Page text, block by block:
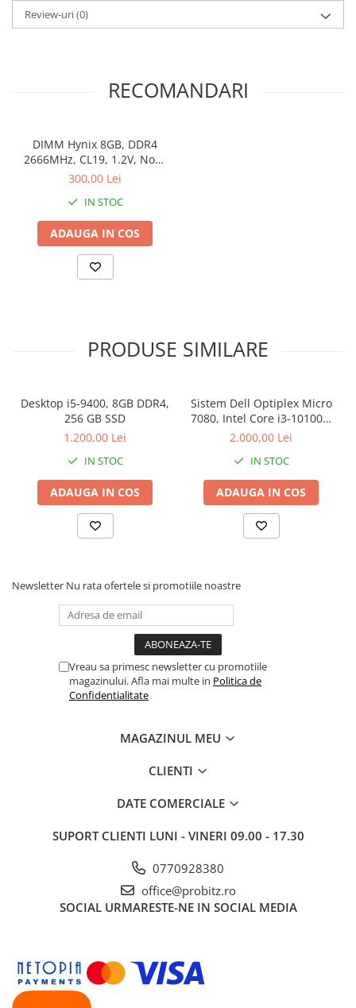
Review-uri(0)
RECOMANDARI
DIMM Hynix 8GB, DDR4
2666MHz, CL19, 1.2V, Non-
ECC, bulk
300,00 Lei
IN STOC
ADAUGA IN COS
PRODUSE SIMILARE
Desktop i5-9400, 8GB DDR4,
256 GB SSD
1.200,00 Lei
IN STOC
ADAUGA IN COS
Sistem Dell Optiplex Micro
7080, Intel Core i3-10100T,
16 GB RAM, 512 GB SSD,
2.000,00 Lei
IN STOC
ADAUGA IN COS
Newsletter Nu rata ofertele si promotiile noastre
Vreau sa primesc newsletter cu promotiile
magazinului. Afla mai multe in Politica de
Confidentialitate
MAGAZINUL MEU
CLIENTI
DATE COMERCIALE
SUPORT CLIENTI LUNI - VINERI 09.00 - 17.30
0770928380
office@probitz.ro
SOCIAL URMARESTE-NE IN SOCIAL MEDIA